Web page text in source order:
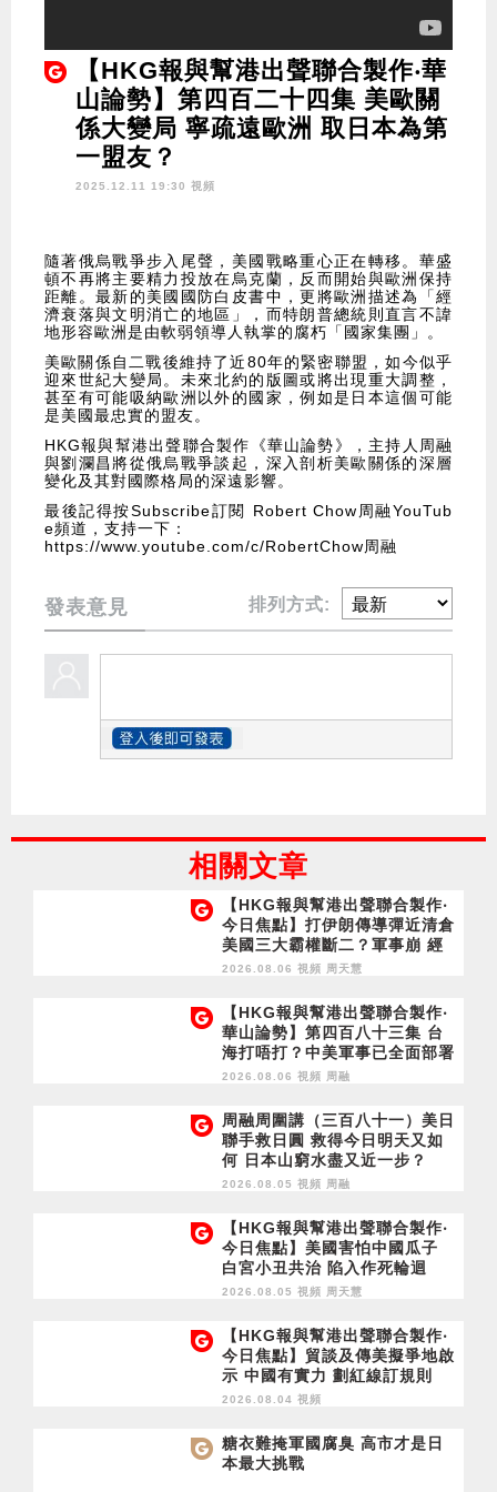
【HKG報與幫港出聲聯合製作‧華
山論勢】第四百二十四集 美歐關
係大變局 寧疏遠歐洲 取日本為第
一盟友？
2025.12.11 19:30 視頻
隨著俄烏戰爭步入尾聲，美國戰略重心正在轉移。華盛
頓不再將主要精力投放在烏克蘭，反而開始與歐洲保持
距離。最新的美國國防白皮書中，更將歐洲描述為「經
濟衰落與文明消亡的地區」，而特朗普總統則直言不諱
地形容歐洲是由軟弱領導人執掌的腐朽「國家集團」。
美歐關係自二戰後維持了近80年的緊密聯盟，如今似乎
迎來世紀大變局。未來北約的版圖或將出現重大調整，
甚至有可能吸納歐洲以外的國家，例如是日本這個可能
是美國最忠實的盟友。
HKG報與幫港出聲聯合製作《華山論勢》，主持人周融
與劉瀾昌將從俄烏戰爭談起，深入剖析美歐關係的深層
變化及其對國際格局的深遠影響。
最後記得按Subscribe訂閱 Robert Chow周融YouTub
e頻道，支持一下：
https://www.youtube.com/c/RobertChow周融
發表意見 排列方式:
相關文章
【HKG報與幫港出聲聯合製作‧
今日焦點】打伊朗傳導彈近清倉
美國三大霸權斷二？軍事崩 經
濟損
2026.08.06 視頻 周天慧
【HKG報與幫港出聲聯合製作‧
華山論勢】第四百八十三集 台
海打唔打？中美軍事已全面部署
2028年1月台灣選舉是臨界點？
2026.08.06 視頻 周融
周融周圍講（三百八十一）美日
聯手救日圓 救得今日明天又如
何 日本山窮水盡又近一步？
2026.08.05 視頻 周融
【HKG報與幫港出聲聯合製作‧
今日焦點】美國害怕中國瓜子
白宮小丑共治 陷入作死輪迴
2026.08.05 視頻 周天慧
【HKG報與幫港出聲聯合製作‧
今日焦點】貿談及傳美擬爭地啟
示 中國有實力 劃紅線訂規則
2026.08.04 視頻
糖衣難掩軍國腐臭 高市才是日
本最大挑戰